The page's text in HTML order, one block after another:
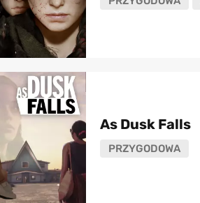
As Dusk Falls
PRZYGODOWA